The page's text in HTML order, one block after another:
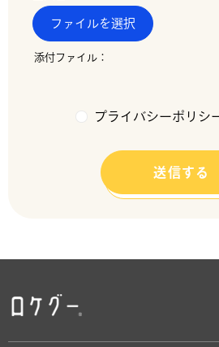
ファイルを選択
プライバシーポリシ